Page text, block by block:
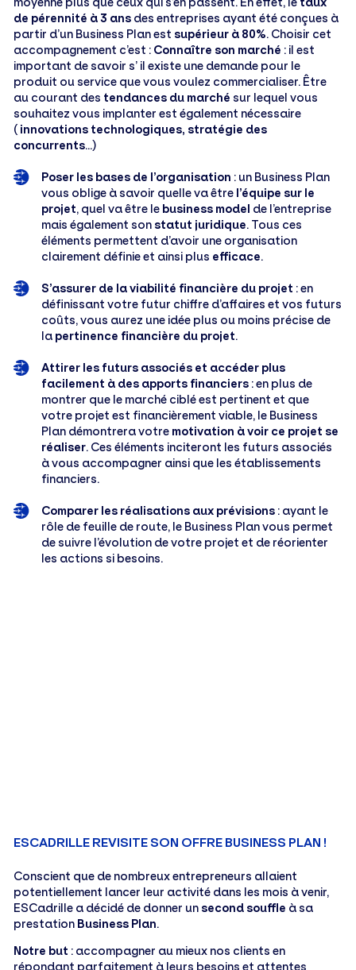
de pérennité à 3 ans des entreprises ayant été conçues à
partir d’un Business Plan est supérieur à 80%. Choisir cet
accompagnement c’est : Connaître son marché : il est
important de savoir s’ il existe une demande pour le
produit ou service que vous voulez commercialiser. Être
au courant des tendances du marché sur lequel vous
souhaitez vous implanter est également nécessaire
( innovations technologiques, stratégie des
concurrents…)
Poser les bases de l’organisation : un Business Plan
vous oblige à savoir quelle va être l’équipe sur le
projet, quel va être le business model de l’entreprise
mais également son statut juridique. Tous ces
éléments permettent d’avoir une organisation
clairement définie et ainsi plus efficace.
S’assurer de la viabilité financière du projet : en
définissant votre futur chiffre d’affaires et vos futurs
coûts, vous aurez une idée plus ou moins précise de
la pertinence financière du projet.
Attirer les futurs associés et accéder plus
facilement à des apports financiers : en plus de
montrer que le marché ciblé est pertinent et que
votre projet est financièrement viable, le Business
Plan démontrera votre motivation à voir ce projet se
réaliser. Ces éléments inciteront les futurs associés
à vous accompagner ainsi que les établissements
financiers.
Comparer les réalisations aux prévisions : ayant le
rôle de feuille de route, le Business Plan vous permet
de suivre l’évolution de votre projet et de réorienter
les actions si besoins.
ESCADRILLE REVISITE SON OFFRE BUSINESS PLAN !
Conscient que de nombreux entrepreneurs allaient
potentiellement lancer leur activité dans les mois à venir,
ESCadrille a décidé de donner un second souffle à sa
prestation Business Plan.
Notre but : accompagner au mieux nos clients en
répondant parfaitement à leurs besoins et attentes